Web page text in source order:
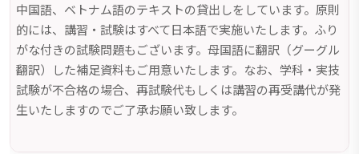
中国語、ベトナム語のテキストの貸出しをしています。原則
的には、講習・試験はすべて日本語で実施いたします。ふり
がな付きの試験問題もございます。母国語に翻訳（グーグル
翻訳）した補足資料もご用意いたします。なお、学科・実技
試験が不合格の場合、再試験代もしくは講習の再受講代が発
生いたしますのでご了承お願い致します。